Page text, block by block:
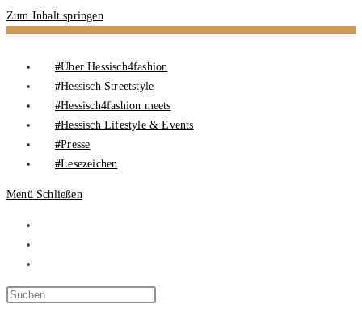
Zum Inhalt springen
Über Hessisch4fashion
Hessisch Streetstyle
Hessisch4fashion meets
Hessisch Lifestyle & Events
Presse
Lesezeichen
Menü Schließen